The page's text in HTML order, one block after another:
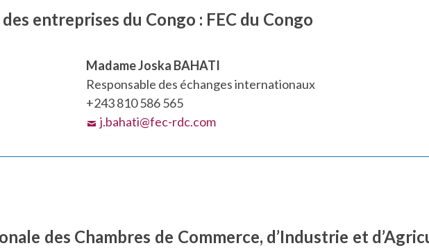
entreprises du Congo : FEC du Congo
Madame Joska BAHATI
Responsable des échanges internationaux
+243 810 586 565
j.bahati@fec-rdc.com
des Chambres de Commerce, d’Industrie et